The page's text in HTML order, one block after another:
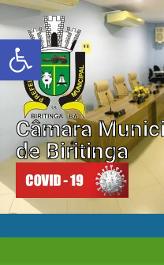
Câmara
de Biritinga
Abrir a